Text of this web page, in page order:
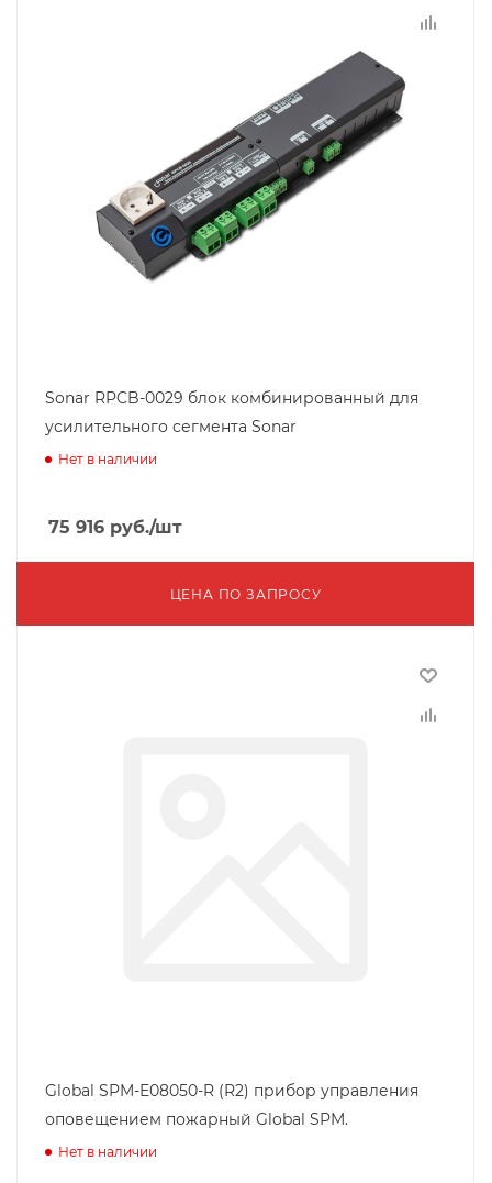
Sonar RPCB-0029 блок комбинированный для
усилительного сегмента Sonar
Нет в наличии
75 916 руб./шт
ЦЕНА ПО ЗАПРОСУ
Global SPM-E08050-R (R2) прибор управления
оповещением пожарный Global SPM.
Нет в наличии